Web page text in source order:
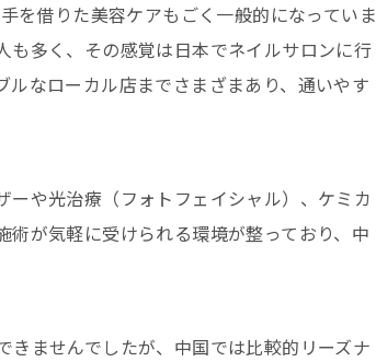
を借りた美容ケアもごく一般的になっていま
も多く、その感覚は日本でネイルサロンに行
なローカル店までさまざまあり、通いやす
や光治療（フォトフェイシャル）、ケミカ
が気軽に受けられる環境が整っており、中
ませんでしたが、中国では比較的リーズナ